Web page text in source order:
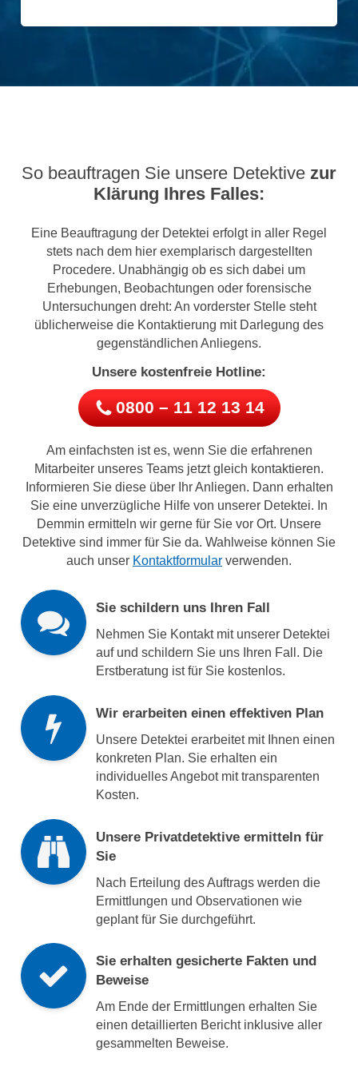
So beauftragen Sie unsere Detektive zur
Klärung Ihres Falles:
Eine Beauftragung der Detektei erfolgt in aller Regel
stets nach dem hier exemplarisch dargestellten
Procedere. Unabhängig ob es sich dabei um
Erhebungen, Beobachtungen oder forensische
Untersuchungen dreht: An vorderster Stelle steht
üblicherweise die Kontaktierung mit Darlegung des
gegenständlichen Anliegens.
Unsere kostenfreie Hotline:
0800 – 11 12 13 14
Am einfachsten ist es, wenn Sie die erfahrenen
Mitarbeiter unseres Teams jetzt gleich kontaktieren.
Informieren Sie diese über Ihr Anliegen. Dann erhalten
Sie eine unverzügliche Hilfe von unserer Detektei. In
Demmin ermitteln wir gerne für Sie vor Ort. Unsere
Detektive sind immer für Sie da. Wahlweise können Sie
auch unser Kontaktformular verwenden.
Sie schildern uns Ihren Fall
Nehmen Sie Kontakt mit unserer Detektei
auf und schildern Sie uns Ihren Fall. Die
Erstberatung ist für Sie kostenlos.
Wir erarbeiten einen effektiven Plan
Unsere Detektei erarbeitet mit Ihnen einen
konkreten Plan. Sie erhalten ein
individuelles Angebot mit transparenten
Kosten.
Unsere Privatdetektive ermitteln für
Sie
Nach Erteilung des Auftrags werden die
Ermittlungen und Observationen wie
geplant für Sie durchgeführt.
Sie erhalten gesicherte Fakten und
Beweise
Am Ende der Ermittlungen erhalten Sie
einen detaillierten Bericht inklusive aller
gesammelten Beweise.